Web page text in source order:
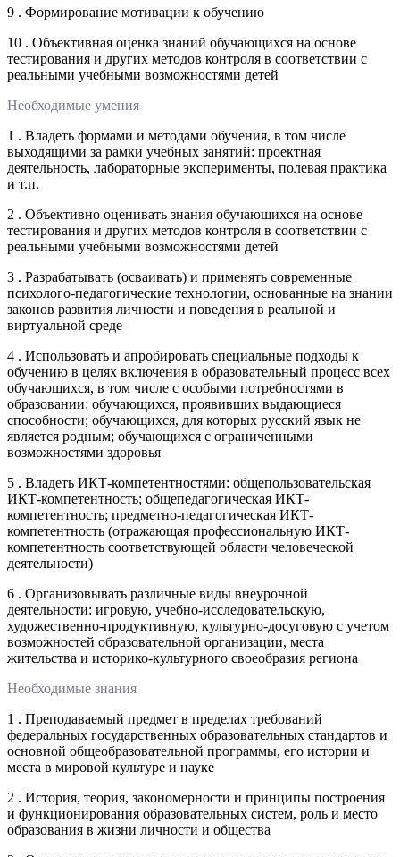
9 . Формирование мотивации к обучению
10 . Объективная оценка знаний обучающихся на основе
тестирования и других методов контроля в соответствии с
реальными учебными возможностями детей
Необходимые умения
1 . Владеть формами и методами обучения, в том числе
выходящими за рамки учебных занятий: проектная
деятельность, лабораторные эксперименты, полевая практика
и т.п.
2 . Объективно оценивать знания обучающихся на основе
тестирования и других методов контроля в соответствии с
реальными учебными возможностями детей
3 . Разрабатывать (осваивать) и применять современные
психолого-педагогические технологии, основанные на знании
законов развития личности и поведения в реальной и
виртуальной среде
4 . Использовать и апробировать специальные подходы к
обучению в целях включения в образовательный процесс всех
обучающихся, в том числе с особыми потребностями в
образовании: обучающихся, проявивших выдающиеся
способности; обучающихся, для которых русский язык не
является родным; обучающихся с ограниченными
возможностями здоровья
5 . Владеть ИКТ-компетентностями: общепользовательская
ИКТ-компетентность; общепедагогическая ИКТ-
компетентность; предметно-педагогическая ИКТ-
компетентность (отражающая профессиональную ИКТ-
компетентность соответствующей области человеческой
деятельности)
6 . Организовывать различные виды внеурочной
деятельности: игровую, учебно-исследовательскую,
художественно-продуктивную, культурно-досуговую с учетом
возможностей образовательной организации, места
жительства и историко-культурного своеобразия региона
Необходимые знания
1 . Преподаваемый предмет в пределах требований
федеральных государственных образовательных стандартов и
основной общеобразовательной программы, его истории и
места в мировой культуре и науке
2 . История, теория, закономерности и принципы построения
и функционирования образовательных систем, роль и место
образования в жизни личности и общества